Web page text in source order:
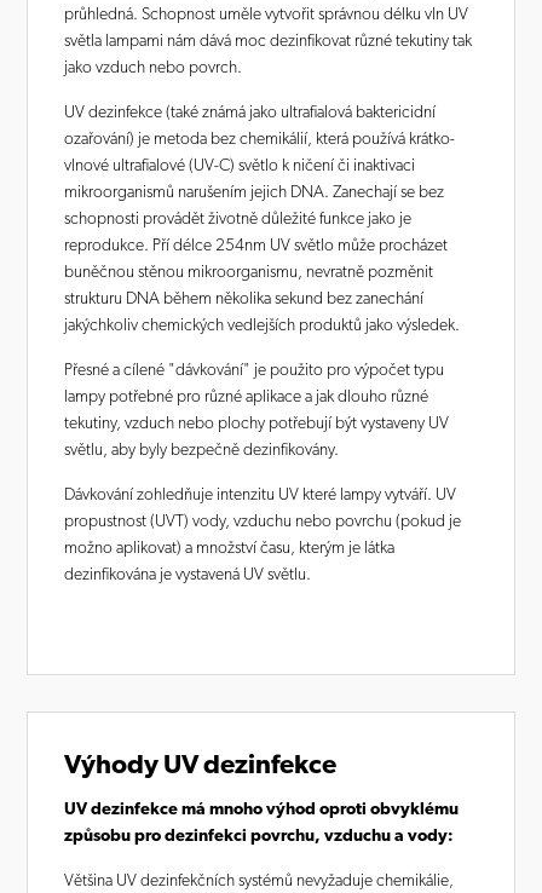
průhledná. Schopnost uměle vytvořit správnou délku vln UV
světla lampami nám dává moc dezinfikovat různé tekutiny tak
jako vzduch nebo povrch.
UV dezinfekce (také známá jako ultrafialová baktericidní
ozařování) je metoda bez chemikálií, která používá krátko-
vlnové ultrafialové (UV-C) světlo k ničení či inaktivaci
mikroorganismů narušením jejich DNA. Zanechají se bez
schopnosti provádět životně důležité funkce jako je
reprodukce. Pří délce 254nm UV světlo může procházet
buněčnou stěnou mikroorganismu, nevratně pozměnit
strukturu DNA během několika sekund bez zanechání
jakýchkoliv chemických vedlejších produktů jako výsledek.
Přesné a cílené "dávkování" je použito pro výpočet typu
lampy potřebné pro různé aplikace a jak dlouho různé
tekutiny, vzduch nebo plochy potřebují být vystaveny UV
světlu, aby byly bezpečně dezinfikovány.
Dávkování zohledňuje intenzitu UV které lampy vytváří. UV
propustnost (UVT) vody, vzduchu nebo povrchu (pokud je
možno aplikovat) a množství času, kterým je látka
dezinfikována je vystavená UV světlu.
Výhody UV dezinfekce
UV dezinfekce má mnoho výhod oproti obvyklému
způsobu pro dezinfekci povrchu, vzduchu a vody:
Většina UV dezinfekčních systémů nevyžaduje chemikálie,